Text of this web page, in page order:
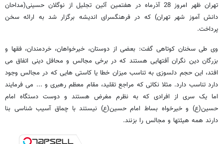
تهران ظهر امروز 28 آذرماه در هفتمین آئین تجلیل از نوگلان حسینی(مداحان
دانش آموز شهر تهران) که در فرهنگسرای اندیشه برگزار شد به ارائه سخن
پرداخت.
وی طی سخنان کوتاهی گفت: بعضی از دوستان، خیرخواهان، خردمندان، فقها و
بزرگان دین نگران آفتهایی هستند که در برخی مجالس و محافل دینی اتفاق می
افتد، این حجم دلسوزی به تناسب میزان خطا یا کاستی هایی که در مجالس وجود
دارد تناسب دارد. مثلا نکاتی که مراجع تقلید، مقام معظم رهبری و ... می فرمایند
اما یک سری از افرادی که به نظرم مغرض هستند و دوست دستگاه امام
حسین(ع) و خیرخواه بساط امام حسین(ع) نیستند با چماق آسیب شناسی بنا
دارند همه هیئتها و مجالس را بزنند.